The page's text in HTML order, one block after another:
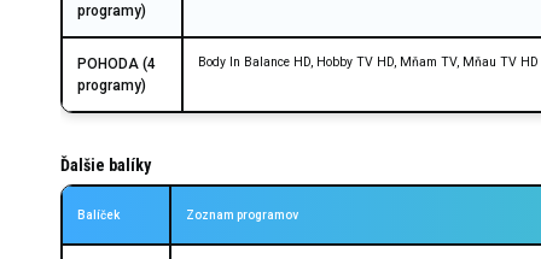
programy)
POHODA (4
programy)
Body In Balance HD, Hobby TV HD, Mňam TV, Mňau TV HD
Ďalšie balíky
Balíček Zoznam programov